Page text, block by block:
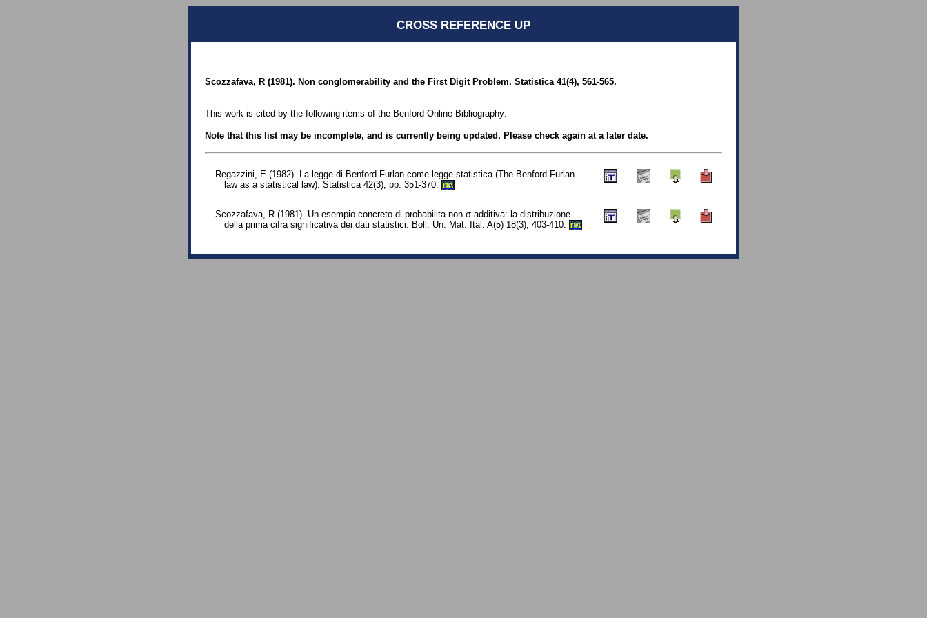
CROSS REFERENCE UP
Scozzafava, R (1981). Non conglomerability and the First Digit Problem. Statistica 41(4), 561-565.
This work is cited by the following items of the Benford Online Bibliography:
Note that this list may be incomplete, and is currently being updated. Please check again at a later date.
Regazzini, E (1982). La legge di Benford-Furlan come legge statistica (The Benford-Furlan
law as a statistical law). Statistica 42(3), pp. 351-370.
ITA
Scozzafava, R (1981). Un esempio concreto di probabilita non σ-additiva: la distribuzione
della prima cifra significativa dei dati statistici. Boll. Un. Mat. Ital. A(5) 18(3), 403-410.
ITA